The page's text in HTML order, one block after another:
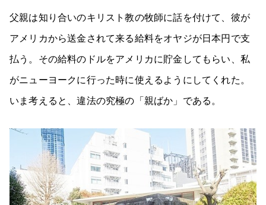
父親は知り合いのキリスト教の牧師に話を付けて、彼が
アメリカから送金されて来る給料をオヤジが日本円で支
払う。その給料のドルをアメリカに貯金してもらい、私
がニューヨークに行った時に使えるようにしてくれた。
いま考えると、違法の究極の「親ばか」である。